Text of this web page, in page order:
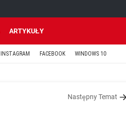
ARTYKUŁY
INSTAGRAM FACEBOOK WINDOWS 10
Następny Temat